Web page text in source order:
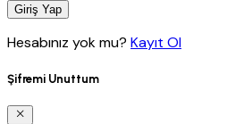
Giriş Yap
Hesabınız yok mu? Kayıt Ol
Şifremi Unuttum